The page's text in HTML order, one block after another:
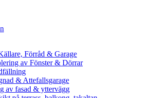
Förråd & Garage
av Fönster & Dörrar
& Attefallsgarage
av fasad & yttervägg